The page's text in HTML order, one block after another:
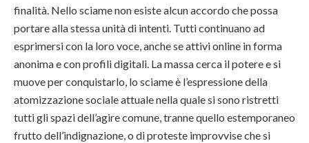
finalità. Nello sciame non esiste alcun accordo che possa
portare alla stessa unità di intenti. Tutti continuano ad
esprimersi con la loro voce, anche se attivi online in forma
anonima e con profili digitali. La massa cerca il potere e si
muove per conquistarlo, lo sciame è l’espressione della
atomizzazione sociale attuale nella quale si sono ristretti
tutti gli spazi dell’agire comune, tranne quello estemporaneo
frutto dell’indignazione, o di proteste improvvise che si